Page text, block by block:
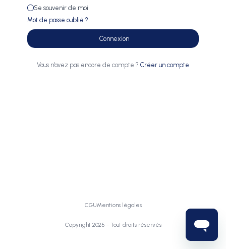
Se souvenir de moi
Mot de passe oublié ?
Connexion
Vous n'avez pas encore de compte ? Créer un compte
CGUMentions légales
Copyright 2025 - Tout droits réservés